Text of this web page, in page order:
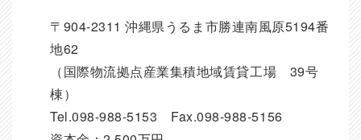
〒904-2311 沖縄県うるま市勝連南風原5194番
地62
（国際物流拠点産業集積地域賃貸工場 39号
棟）
Tel.098-988-5153 Fax.098-988-5156